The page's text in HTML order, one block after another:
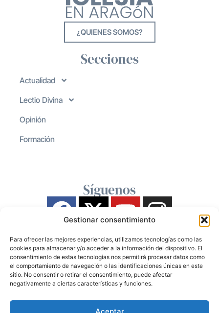
Gestionar consentimiento
Para ofrecer las mejores experiencias, utilizamos tecnologías como las
cookies para almacenar y/o acceder a la información del dispositivo. El
consentimiento de estas tecnologías nos permitirá procesar datos como
el comportamiento de navegación o las identificaciones únicas en este
sitio. No consentir o retirar el consentimiento, puede afectar
negativamente a ciertas características y funciones.
Aceptar
¿QUIENES SOMOS?
Secciones
Actualidad
Lectio Divina
Opinión
Formación
Síguenos